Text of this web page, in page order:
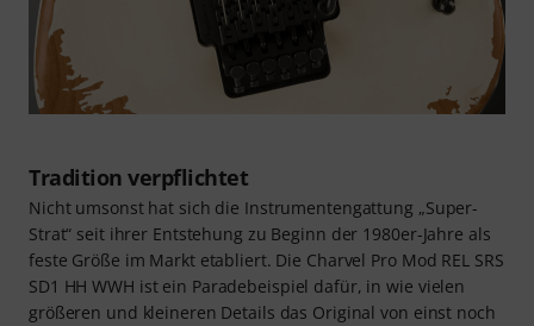
Tradition verpflichtet
Nicht umsonst hat sich die Instrumentengattung „Super-
Strat“ seit ihrer Entstehung zu Beginn der 1980er-Jahre als
feste Größe im Markt etabliert. Die Charvel Pro Mod REL SRS
SD1 HH WWH ist ein Paradebeispiel dafür, in wie vielen
größeren und kleineren Details das Original von einst noch